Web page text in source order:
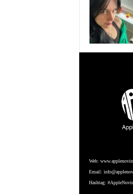
Web:
Email:
Hashtag: